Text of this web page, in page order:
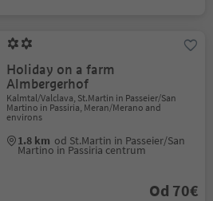
Holiday on a farm
Almbergerhof
Kalmtal/Valclava, St.Martin in Passeier/San
Martino in Passiria, Meran/Merano and
environs
1.8 km od St.Martin in Passeier/San
Martino in Passiria centrum
Od 70€